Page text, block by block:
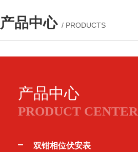
产品中心 / PRODUCTS
产品中心
PRODUCT CENTER
双钳相位伏安表